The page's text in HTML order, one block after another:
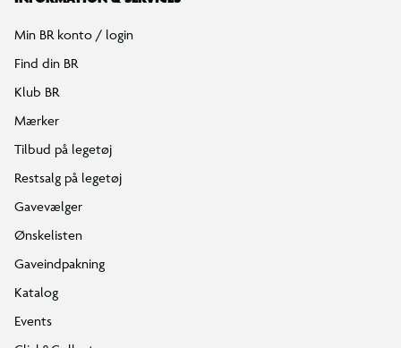
Min BR konto / login
Find din BR
Klub BR
Mærker
Tilbud på legetøj
Restsalg på legetøj
Gavevælger
Ønskelisten
Gaveindpakning
Katalog
Events